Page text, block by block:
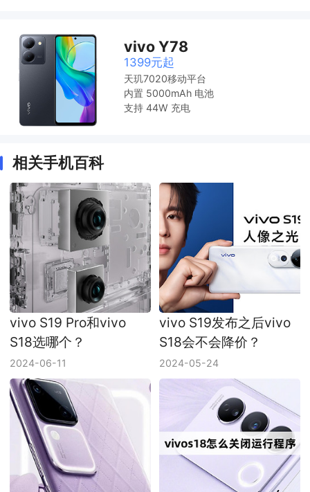
vivo Y78
1399元起
天玑7020移动平台
内置 5000mAh 电池
支持 44W 充电
相关手机百科
vivo S19 Pro和vivo
S18选哪个？
2024-06-11
vivo S19发布之后vivo
S18会不会降价？
2024-05-24